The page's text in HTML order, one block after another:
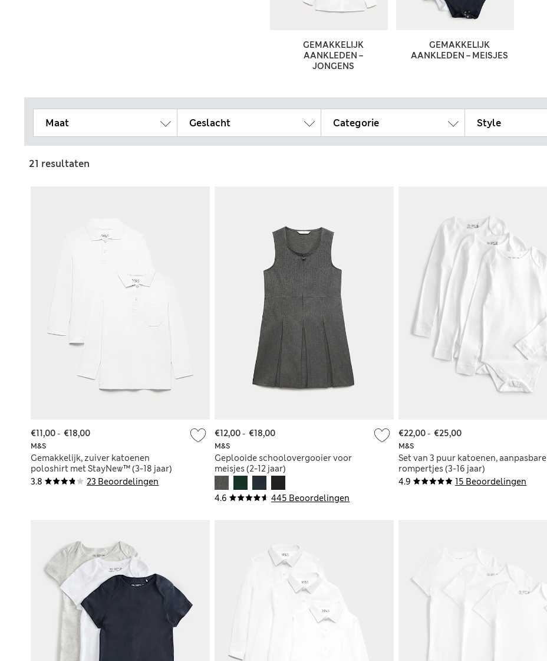
GEMAKKELIJK
AANKLEDEN –
JONGENS
GEMAKKELIJK
AANKLEDEN – MEISJES
Maat Geslacht Categorie Style
21 resultaten
3.8 23 Beoordelingen
M&S
Gemakkelijk, zuiver katoenen
poloshirt met StayNew™ (3-18 jaar)
€11,00- €18,00
4.6 445 Beoordelingen
M&S
Geplooide schoolovergooier voor
meisjes (2-12 jaar)
€12,00- €18,00
4.9 15 Beoordelingen
M&S
Set van 3 puur katoenen, aanpasbare
rompertjes (3-16 jaar)
€22,00- €25,00